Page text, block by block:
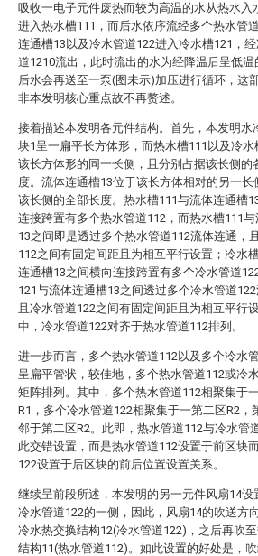
吸收一电子元件废热而较为高温的水从热水入
进入热水槽111，而后水依序流经多个热水管
连通槽13以及冷水管道122进入冷水槽121，
道1210流出，此时流出的水为经降温后呈低温
后水会再送至一泵(图未示)加压进行循环，这
非本发明核心重点故不再赘述。
接着描述本发明各元件结构。首先，本发明水
块1呈一扁平长方体形，而热水槽111以及冷水
该长方体形的同一长侧，且分别占据该长侧的
度。流体连通槽13位于该长方体相对的另一长
该长侧的全部长度。热水槽111与流体连通槽
连接跨置有多个热水管道112，而热水槽111
13之间即是透过多个热水管道112流体连通，
112之间有固定间距且为相互平行设置；冷水
连通槽13之间横向连接跨置有多个冷水管道
121与流体连通槽13之间透过多个冷水管道122
且冷水管道122之间有固定间距且为相互平行
中，冷水管道122对齐于热水管道112排列。
进一步而言，多个热水管道112以及多个冷水
呈扁平管状，较佳地，多个热水管道112或冷
矩阵排列。其中，多个热水管道112相聚集于
R1，多个冷水管道122相聚集于一第二区R2，
邻于第二区R2。此即，热水管道112与冷水管
此交错设置，而是热水管道112设置于前区块
122设置于后区块的前后位置设置关系。
继续呈前段所述，本发明的另一元件风扇14设
冷水管道122的一侧，因此，风扇14的吹送方
冷水热交换结构12(冷水管道122)，之后再吹
结构11(热水管道112)。如此设置的好处是，